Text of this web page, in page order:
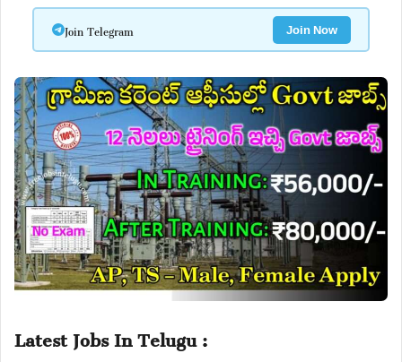
Join Telegram Join Now
Latest Jobs In Telugu :